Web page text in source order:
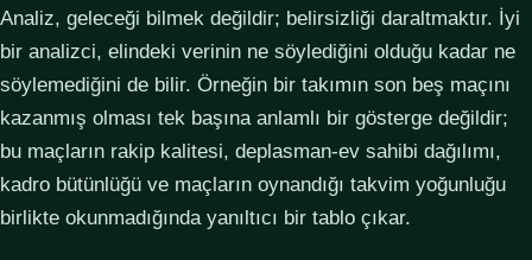
Analiz, geleceği bilmek değildir; belirsizliği daraltmaktır. İyi
bir analizci, elindeki verinin ne söylediğini olduğu kadar ne
söylemediğini de bilir. Örneğin bir takımın son beş maçını
kazanmış olması tek başına anlamlı bir gösterge değildir;
bu maçların rakip kalitesi, deplasman-ev sahibi dağılımı,
kadro bütünlüğü ve maçların oynandığı takvim yoğunluğu
birlikte okunmadığında yanıltıcı bir tablo çıkar.